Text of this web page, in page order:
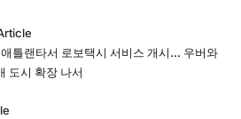
틀랜타서 로보택시 서비스 개시… 우버와
도시 확장 나서